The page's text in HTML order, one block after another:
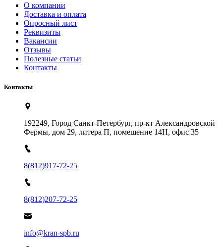
О компании
Доставка и оплата
Опросный лист
Реквизиты
Вакансии
Отзывы
Полезные статьи
Контакты
Контакты
192249, Город Санкт-Петербург, пр-кт Александровской
Фермы, дом 29, литера П, помещение 14Н, офис 35
8(812)917-72-25
8(812)207-72-25
info@kran-spb.ru